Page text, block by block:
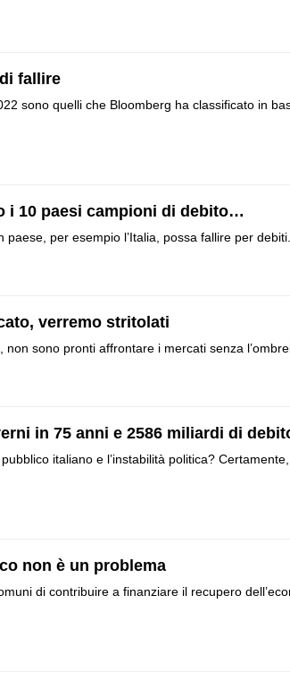
fallire
sono quelli che Bloomberg ha classificato in
i 10 paesi campioni di debito…
per esempio l’Italia, possa fallire per
verremo stritolati
sono pronti affrontare i mercati senza
in 75 anni e 2586 miliardi di
italiano e l’instabilità politica?
non è un problema
di contribuire a finanziare il recupero